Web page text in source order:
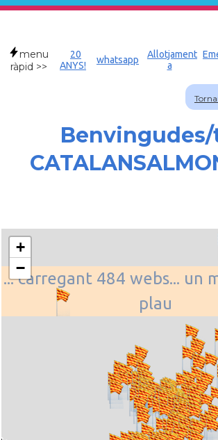
menu
ràpid >>
20
ANYS!
whatsapp
Allotjament
a
Benvingudes/
... carregant 484 webs... un
plau
+
−